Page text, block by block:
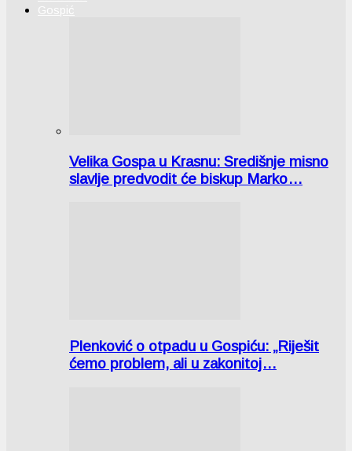
Gospić
Velika Gospa u Krasnu: Središnje misno
slavlje predvodit će biskup Marko…
Plenković o otpadu u Gospiću: „Riješit
ćemo problem, ali u zakonitoj…